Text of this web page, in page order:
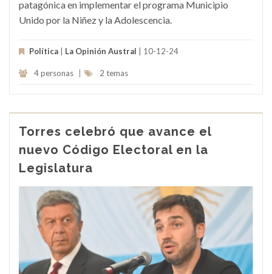
patagónica en implementar el programa Municipio
Unido por la Niñez y la Adolescencia.
Política La Opinión Austral | 10-12-24
4 personas 2 temas
Torres celebró que avance el
nuevo Código Electoral en la
Legislatura